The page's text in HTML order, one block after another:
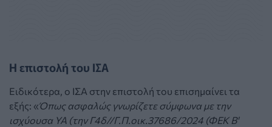
Η επιστολή του ΙΣΑ
Ειδικότερα, ο ΙΣΑ στην επιστολή του επισημαίνει τα
εξής: «Όπως ασφαλώς γνωρίζετε σύμφωνα με την
ισχύουσα ΥΑ (την Γ4δ//Γ.Π.οικ.37686/2024 (ΦΕΚ Β'